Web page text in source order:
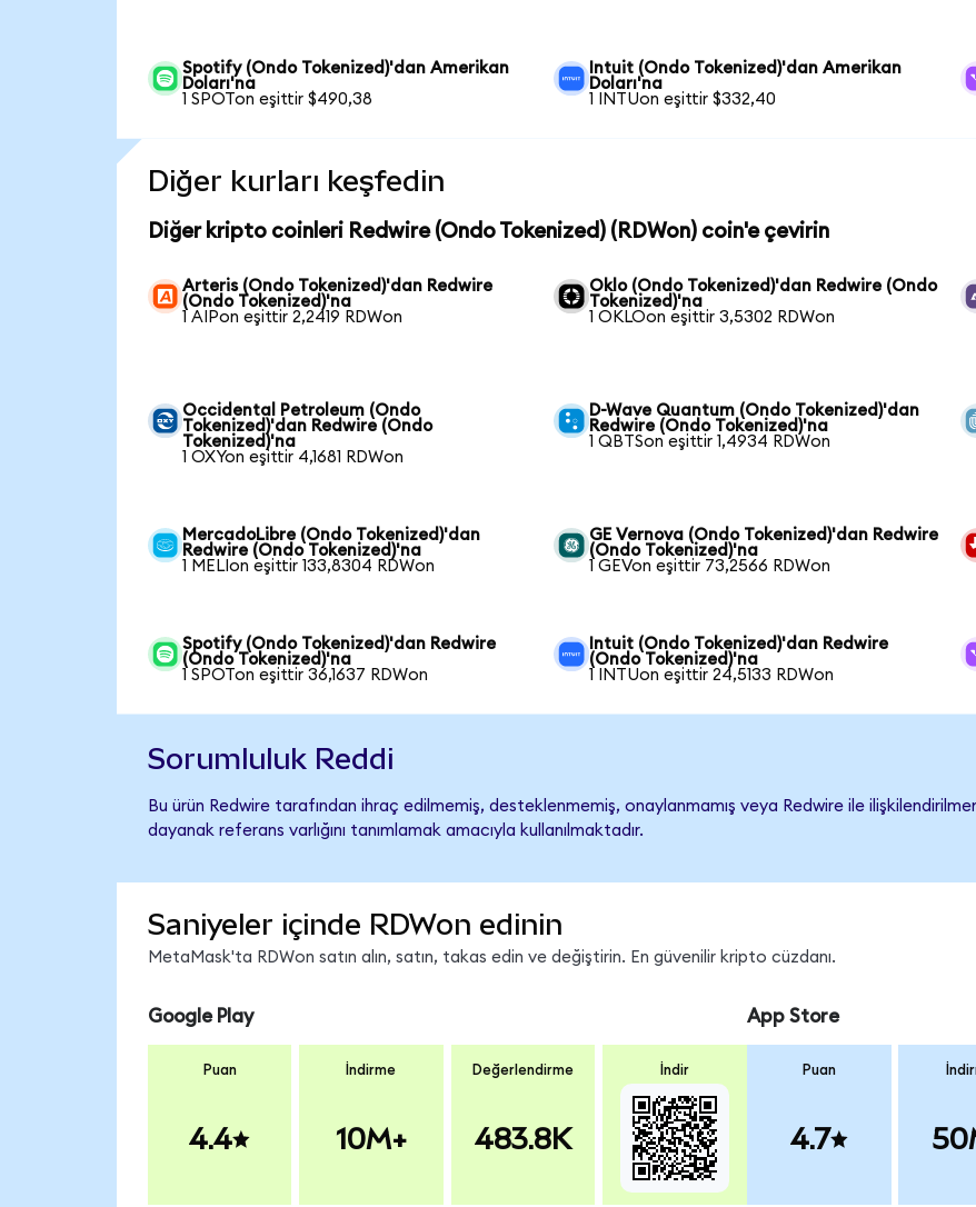
Spotify (Ondo Tokenized)'dan Amerikan
Doları'na
1 SPOTon eşittir $490,38
Intuit (Ondo Tokenized)'dan Amerikan
Doları'na
1 INTUon eşittir $332,40
Diğer kurları keşfedin
Diğer kripto coinleri Redwire (Ondo Tokenized) (RDWon) coin'e çevirin
Arteris (Ondo Tokenized)'dan Redwire
(Ondo Tokenized)'na
1 AIPon eşittir 2,2419 RDWon
Oklo (Ondo Tokenized)'dan Redwire (Ondo
Tokenized)'na
1 OKLOon eşittir 3,5302 RDWon
Occidental Petroleum (Ondo
Tokenized)'dan Redwire (Ondo
Tokenized)'na
1 OXYon eşittir 4,1681 RDWon
D-Wave Quantum (Ondo Tokenized)'dan
Redwire (Ondo Tokenized)'na
1 QBTSon eşittir 1,4934 RDWon
MercadoLibre (Ondo Tokenized)'dan
Redwire (Ondo Tokenized)'na
1 MELIon eşittir 133,8304 RDWon
GE Vernova (Ondo Tokenized)'dan Redwire
(Ondo Tokenized)'na
1 GEVon eşittir 73,2566 RDWon
Spotify (Ondo Tokenized)'dan Redwire
(Ondo Tokenized)'na
1 SPOTon eşittir 36,1637 RDWon
Intuit (Ondo Tokenized)'dan Redwire
(Ondo Tokenized)'na
1 INTUon eşittir 24,5133 RDWon
Sorumluluk Reddi
Bu ürün Redwire tarafından ihraç edilmemiş, desteklenmemiş, onaylanmamış veya Redwire ile
dayanak referans varlığını tanımlamak amacıyla kullanılmaktadır.
Saniyeler içinde RDWon edinin
MetaMask'ta RDWon satın alın, satın, takas edin ve değiştirin. En güvenilir kripto cüzdanı.
Google Play
Puan
4.4
İndirme
10M+
Değerlendirme
483.8K
İndir
App Store
Puan
4.7